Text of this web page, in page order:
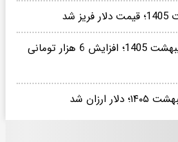
قیمت دلار و ارز 21 اردیبهشت 1405؛ افزایش 6 هزار تومانی